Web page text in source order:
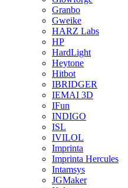
Granbo
Gweike
HARZ Labs
HP
HardLight
Heytone
Hitbot
IBRIDGER
IEMAI 3D
IFun
INDIGO
ISL
IVILOL
Imprinta
Imprinta Hercules
Intamsys
JGMaker